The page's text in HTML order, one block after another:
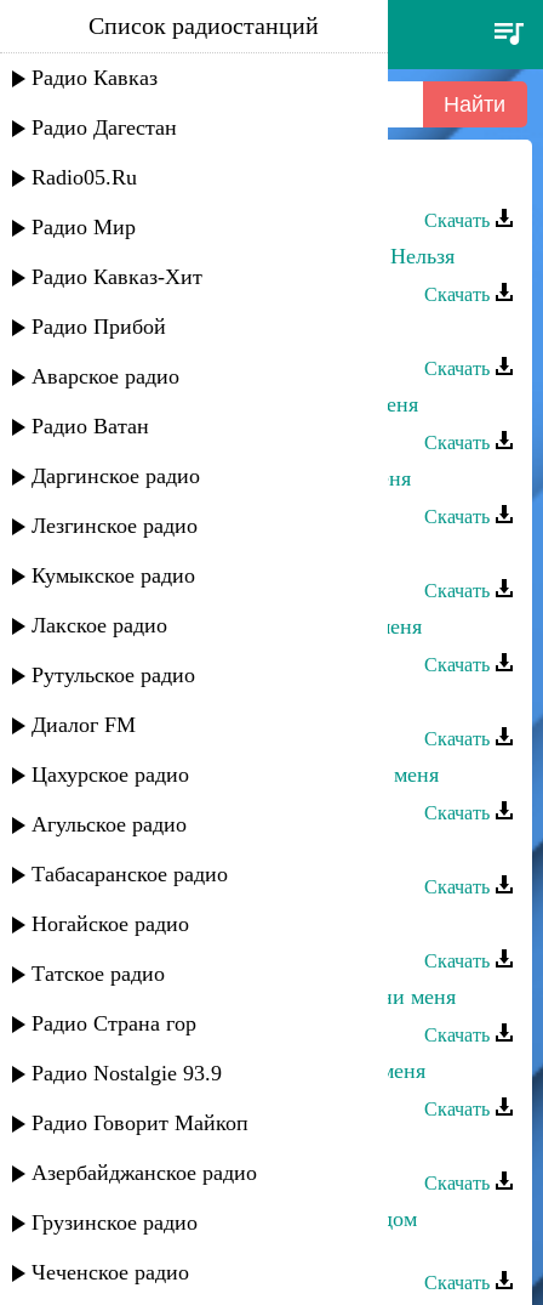
ислам пшидаток - меня не
изменить
Список радиостанций
Радио Кавказ
Радио Дагестан
Radio05.Ru
Радио Мир
Радио Кавказ-Хит
Радио Прибой
Аварское радио
Радио Ватан
Даргинское радио
Лезгинское радио
Кумыкское радио
Лакское радио
Рутульское радио
Диалог FM
Цахурское радио
Агульское радио
Табасаранское радио
Ногайское радио
Татское радио
Радио Страна гор
Радио Nostalgie 93.9
Радио Говорит Майкоп
Азербайджанское радио
Грузинское радио
Чеченское радио
Ислам Итляшев - Ты для меня
Скачать
Магамет Дзыбов - Изменить Меня Нельзя
Скачать
Закир Салаватов - Пойми меня
Скачать
Мадина Абдулбакова - Не мучай меня
Скачать
Нариман Атаев - Не обманывай меня
Скачать
Скачать
Динара Залумханова - Не бросай меня
Скачать
Скачать
Эльдар Далгатов - Замуж выйди за меня
Скачать
Скачать
Ислам Рамазанов - Любовь
Скачать
Альбина Казакмурзаева - Не обмани меня
Скачать
Гульжанат Исаева - Не смотри на меня
Скачать
Скачать
Ринат Каримов - Каким меня ты ядом
Скачать